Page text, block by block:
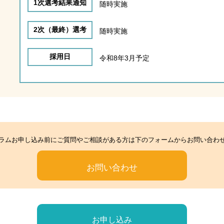
1次選考結果通知 随時実施
2次（最終）選考 随時実施
採用日 令和8年3月予定
ムお申し込み前にご質問やご相談がある方は下のフォームからお問い合わ
お問い合わせ
お申し込み